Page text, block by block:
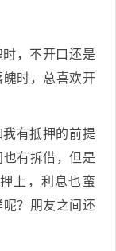
，不开口还是
时，总喜欢开
有抵押的前提
有拆借，但是
上，利息也蛮
？朋友之间还